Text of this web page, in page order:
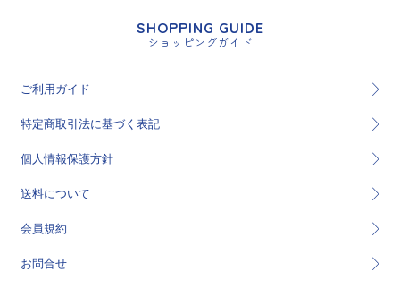
SHOPPING GUIDE
ショッピングガイド
ご利用ガイド
特定商取引法に基づく表記
個人情報保護方針
送料について
会員規約
お問合せ